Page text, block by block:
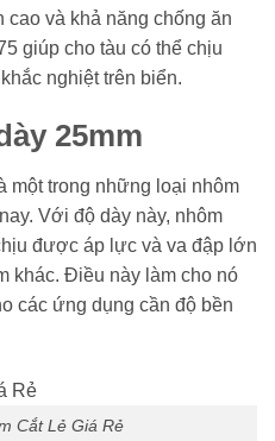
và khả năng chống ăn
giúp cho tàu có thể chịu
nghiệt trên biển.
25mm
một trong những loại nhôm
Với độ dày này, nhôm
được áp lực và va đập lớn
khác. Điều này làm cho nó
các ứng dụng cần độ bền
Cắt Lẻ Giá Rẻ